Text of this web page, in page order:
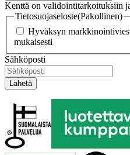
Kenttä on validointitarkoituksiin
Tietosuojaseloste(Pakollinen)
Hyväksyn
mukaisesti
Sähköposti